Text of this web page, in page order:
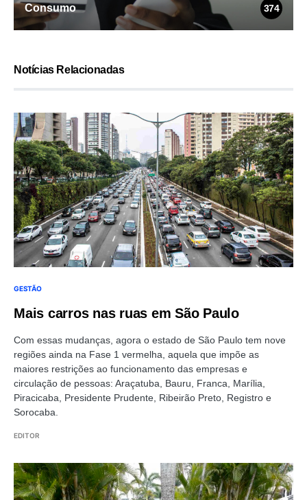
Consumo 374
Notícias Relacionadas
GESTÃO
Mais carros nas ruas em São Paulo
Com essas mudanças, agora o estado de São Paulo tem nove
regiões ainda na Fase 1 vermelha, aquela que impõe as
maiores restrições ao funcionamento das empresas e
circulação de pessoas: Araçatuba, Bauru, Franca, Marília,
Piracicaba, Presidente Prudente, Ribeirão Preto, Registro e
Sorocaba.
EDITOR